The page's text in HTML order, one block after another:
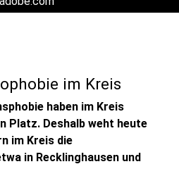
im Kreis
haben im Kreis
Platz. Deshalb weht heute
im Kreis die
in Recklinghausen und